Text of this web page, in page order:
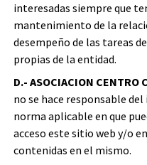
interesadas siempre que
mantenimiento de la
desempeño de las tareas
propias de la entidad.
D.- ASOCIACION CENTRO
no se hace responsable
norma aplicable en que
acceso este sitio web y/o
contenidas en el mismo.